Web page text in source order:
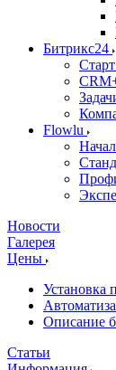
Битрикс24
Flowlu
Новости
Галерея
Цены
Установка
Описание
Статьи